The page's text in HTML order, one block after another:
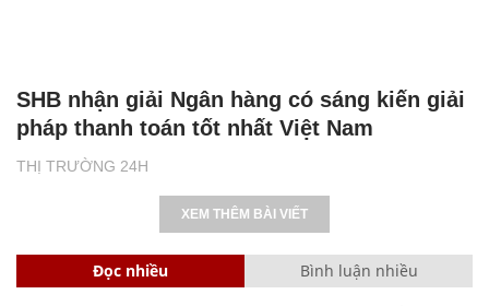
THỊ TRƯỜNG 24H
SHB nhận giải Ngân hàng có sáng kiến giải
pháp thanh toán tốt nhất Việt Nam
XEM THÊM BÀI VIẾT
Đọc nhiều Bình luận nhiều